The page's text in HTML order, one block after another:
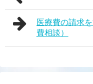
医療費の請求
費相談）